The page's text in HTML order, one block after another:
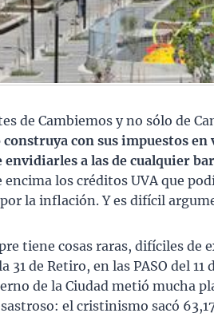
de Cambiemos y no sólo de
construya con sus impuestos
envidiarles a las de cualquier
encima los créditos UVA que
la inflación. Y es difícil
tiene cosas raras, difíciles de
31 de Retiro, en las PASO del 11
de la Ciudad metió mucha
el cristinismo sacó